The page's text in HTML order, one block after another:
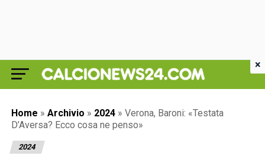
Home » Archivio » 2024 » Verona, Baroni: «Testata
D’Aversa? Ecco cosa ne penso»
2024
×